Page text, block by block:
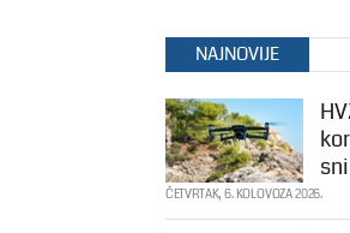
NAJNOVIJE
ČETVRTAK, 6. KOLOVOZA 2026.